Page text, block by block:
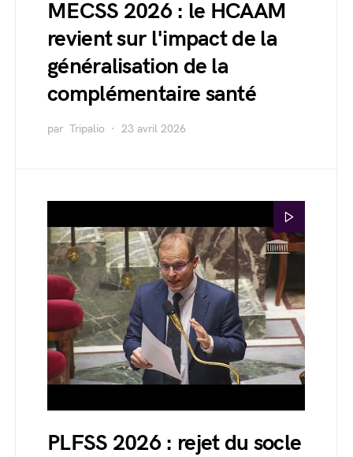
MECSS 2026 : le HCAAM
revient sur l'impact de la
généralisation de la
complémentaire santé
par Tripalio 23 avril 2026
PLFSS 2026 : rejet du socle